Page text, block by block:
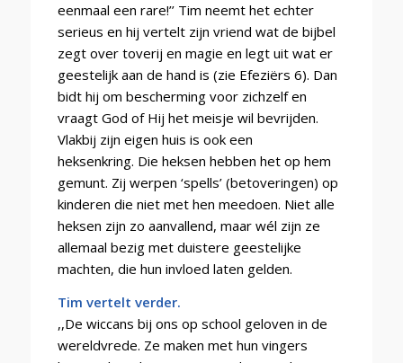
eenmaal een rare!’’ Tim neemt het echter
serieus en hij vertelt zijn vriend wat de bijbel
zegt over toverij en magie en legt uit wat er
geestelijk aan de hand is (zie Efeziërs 6). Dan
bidt hij om bescherming voor zichzelf en
vraagt God of Hij het meisje wil bevrijden.
Vlakbij zijn eigen huis is ook een
heksenkring. Die heksen hebben het op hem
gemunt. Zij werpen ‘spells’ (betoveringen) op
kinderen die niet met hen meedoen. Niet alle
heksen zijn zo aanvallend, maar wél zijn ze
allemaal bezig met duistere geestelijke
machten, die hun invloed laten gelden.
Tim vertelt verder.
,,De wiccans bij ons op school geloven in de
wereldvrede. Ze maken met hun vingers